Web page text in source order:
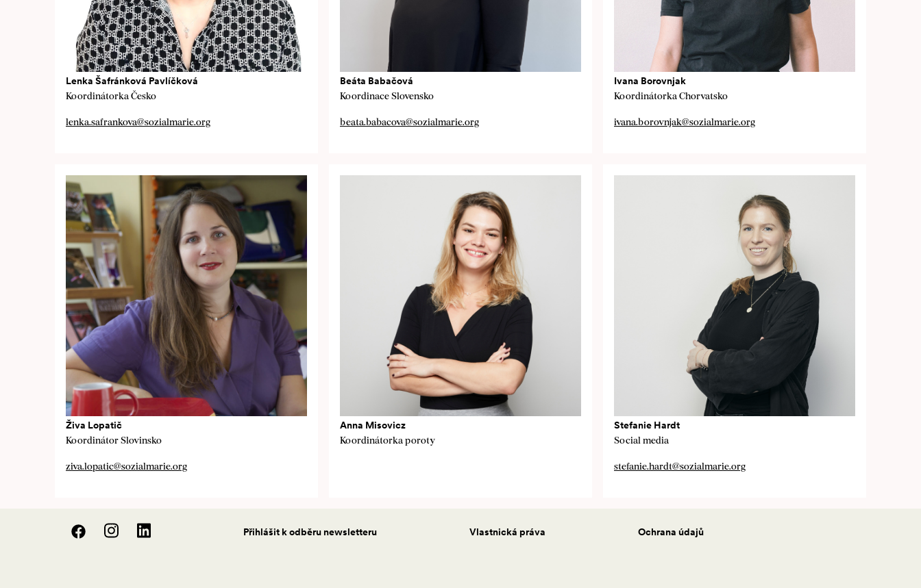
Lenka Šafránková Pavlíčková
Koordinátorka Česko
lenka.safrankova@sozialmarie.org
Beáta Babačová
Koordinace Slovensko
beata.babacova@sozialmarie.org
Ivana Borovnjak
Koordinátorka Chorvatsko
ivana.borovnjak@sozialmarie.org
Živa Lopatič
Koordinátor Slovinsko
ziva.lopatic@sozialmarie.org
Anna Misovicz
Koordinátorka poroty
Stefanie Hardt
Social media
stefanie.hardt@sozialmarie.org
Přihlášit k odběru newsletteru Vlastnická práva Ochrana údajů